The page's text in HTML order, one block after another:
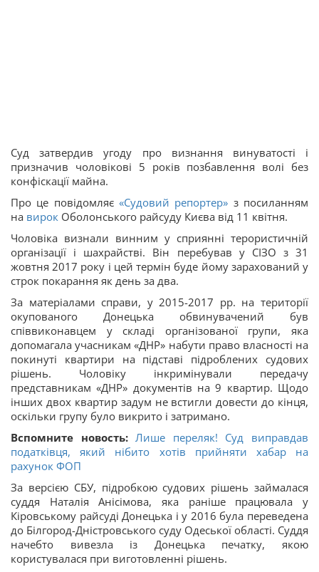
Суд затвердив угоду про визнання винуватості і
призначив чоловікові 5 років позбавлення волі без
конфіскації майна.
Про це повідомляє «Судовий репортер» з посиланням
на вирок Оболонського райсуду Києва від 11 квітня.
Чоловіка визнали винним у сприянні терористичній
організації і шахрайстві. Він перебував у СІЗО з 31
жовтня 2017 року і цей термін буде йому зарахований у
строк покарання як день за два.
За матеріалами справи, у 2015-2017 рр. на території
окупованого Донецька обвинувачений був
співвиконавцем у складі організованої групи, яка
допомагала учасникам «ДНР» набути право власності на
покинуті квартири на підставі підроблених судових
рішень. Чоловіку інкримінували передачу
представникам «ДНР» документів на 9 квартир. Щодо
інших двох квартир задум не встигли довести до кінця,
оскільки групу було викрито і затримано.
Вспомните новость: Лише переляк! Суд виправдав
податківця, який нібито хотів прийняти хабар на
рахунок ФОП
За версією СБУ, підробкою судових рішень займалася
суддя Наталія Анісімова, яка раніше працювала у
Кіровському райсуді Донецька і у 2016 була переведена
до Білгород-Дністровського суду Одеської області. Суддя
начебто вивезла із Донецька печатку, якою
користувалася при виготовленні рішень.